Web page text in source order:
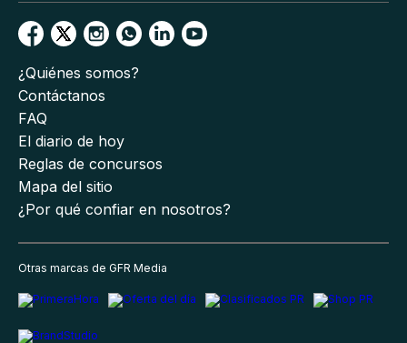
¿Quiénes somos?
Contáctanos
FAQ
El diario de hoy
Reglas de concursos
Mapa del sitio
¿Por qué confiar en nosotros?
Otras marcas de GFR Media